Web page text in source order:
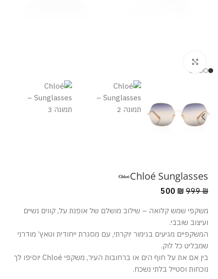
Chloé Sunglasses
999₪
500 ₪
משקפי שמש קלואה – שילוב מושלם של אופנת על, קווים נשיים
ועיצוב שובבי.
המשקפיים מגיעים בגימור יוקרתי, עם מסגרת ייחודית וטאץ’ מודרני
שמבליט כל לוק.
בין אם את על חוף הים או ברחובות העיר, משקפי Chloé יוסיפו לך
נוכחות וסטייל בלתי נשכח.